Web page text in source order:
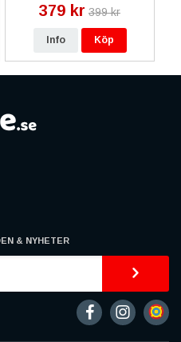
379 kr 399 kr
Info Köp
& NYHETER